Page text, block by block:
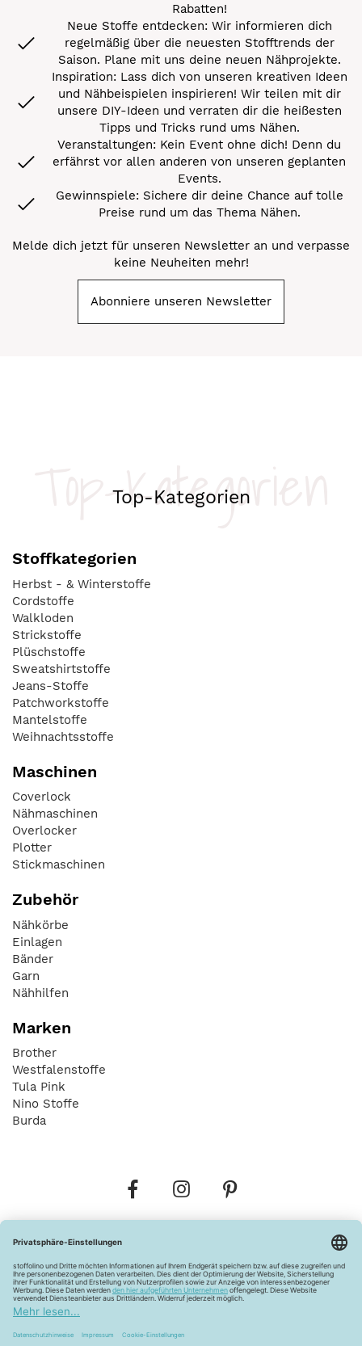
Rabatten!
Neue Stoffe entdecken: Wir informieren dich
regelmäßig über die neuesten Stofftrends der
Saison. Plane mit uns deine neuen Nähprojekte.
Inspiration: Lass dich von unseren kreativen Ideen
und Nähbeispielen inspirieren! Wir teilen mit dir
unsere DIY-Ideen und verraten dir die heißesten
Tipps und Tricks rund ums Nähen.
Veranstaltungen: Kein Event ohne dich! Denn du
erfährst vor allen anderen von unseren geplanten
Events.
Gewinnspiele: Sichere dir deine Chance auf tolle
Preise rund um das Thema Nähen.
Melde dich jetzt für unseren Newsletter an und verpasse
keine Neuheiten mehr!
Abonniere unseren Newsletter
Top-Kategorien
Top-Kategorien
Stoffkategorien
Herbst - & Winterstoffe
Cordstoffe
Walkloden
Strickstoffe
Plüschstoffe
Sweatshirtstoffe
Jeans-Stoffe
Patchworkstoffe
Mantelstoffe
Weihnachtsstoffe
Maschinen
Coverlock
Nähmaschinen
Overlocker
Plotter
Stickmaschinen
Zubehör
Nähkörbe
Einlagen
Bänder
Garn
Nähhilfen
Marken
Brother
Westfalenstoffe
Tula Pink
Nino Stoffe
Burda
Widerrufsbelehrung Vertrag widerrufen
Barrierefreiheitserklärung